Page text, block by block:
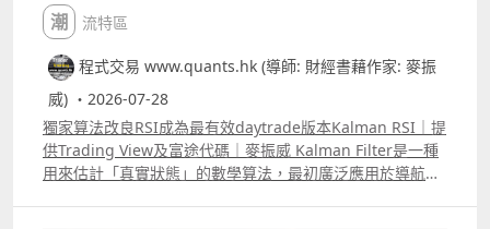
潮流特區
程式交易 www.quants.hk (導師: 財經書藉作家: 麥振
威) ・2026-07-28
獨家算法改良RSI成為最有效daytrade版本Kalman RSI｜提
供Trading View及富途代碼｜麥振威 Kalman Filter是一種
用來估計「真實狀態」的數學算法，最初廣泛應用於導航、